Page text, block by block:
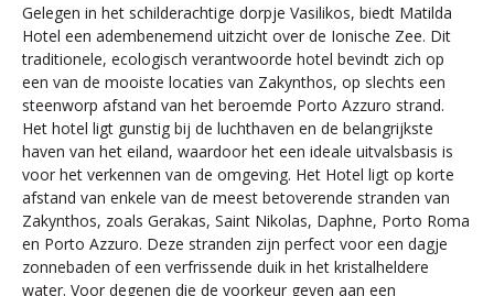
Gelegen in het schilderachtige dorpje Vasilikos, biedt Matilda
Hotel een adembenemend uitzicht over de Ionische Zee. Dit
traditionele, ecologisch verantwoorde hotel bevindt zich op
een van de mooiste locaties van Zakynthos, op slechts een
steenworp afstand van het beroemde Porto Azzuro strand.
Het hotel ligt gunstig bij de luchthaven en de belangrijkste
haven van het eiland, waardoor het een ideale uitvalsbasis is
voor het verkennen van de omgeving. Het Hotel ligt op korte
afstand van enkele van de meest betoverende stranden van
Zakynthos, zoals Gerakas, Saint Nikolas, Daphne, Porto Roma
en Porto Azzuro. Deze stranden zijn perfect voor een dagje
zonnebaden of een verfrissende duik in het kristalheldere
water. Voor degenen die de voorkeur geven aan een